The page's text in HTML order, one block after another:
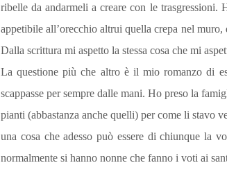
ribelle da andarmeli a creare con le trasgressioni.
appetibile all’orecchio altrui quella crepa nel
Dalla scrittura mi aspetto la stessa cosa che mi
La questione più che altro è il mio romanzo di
scappasse per sempre dalle mani. Ho preso la
pianti (abbastanza anche quelli) per come li stavo
una cosa che adesso può essere di chiunque la
normalmente si hanno nonne che fanno i voti ai